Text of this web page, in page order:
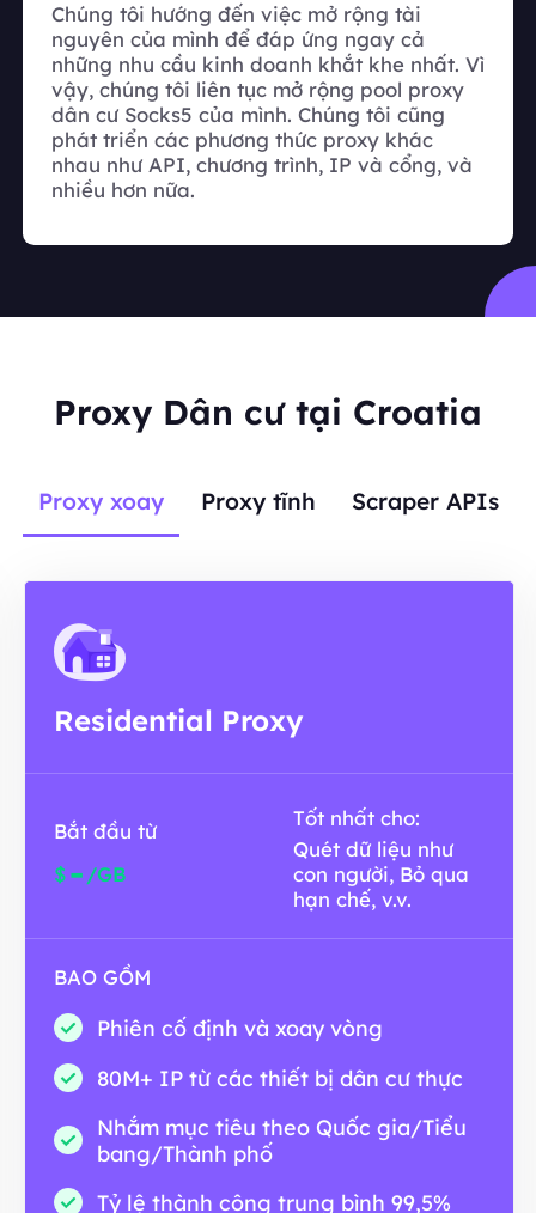
Chúng tôi hướng đến việc mở rộng tài
nguyên của mình để đáp ứng ngay cả
những nhu cầu kinh doanh khắt khe nhất. Vì
vậy, chúng tôi liên tục mở rộng pool proxy
dân cư Socks5 của mình. Chúng tôi cũng
phát triển các phương thức proxy khác
nhau như API, chương trình, IP và cổng, và
nhiều hơn nữa.
Proxy Dân cư tại Croatia
Proxy xoay Proxy tĩnh Scraper APIs
Residential Proxy
Bắt đầu từ
$- /GB
Tốt nhất cho:
Quét dữ liệu như
con người, Bỏ qua
hạn chế, v.v.
BAO GỒM
Phiên cố định và xoay vòng
80M+ IP từ các thiết bị dân cư thực
Nhắm mục tiêu theo Quốc gia/Tiểu
bang/Thành phố
Tỷ lệ thành công trung bình 99,5%